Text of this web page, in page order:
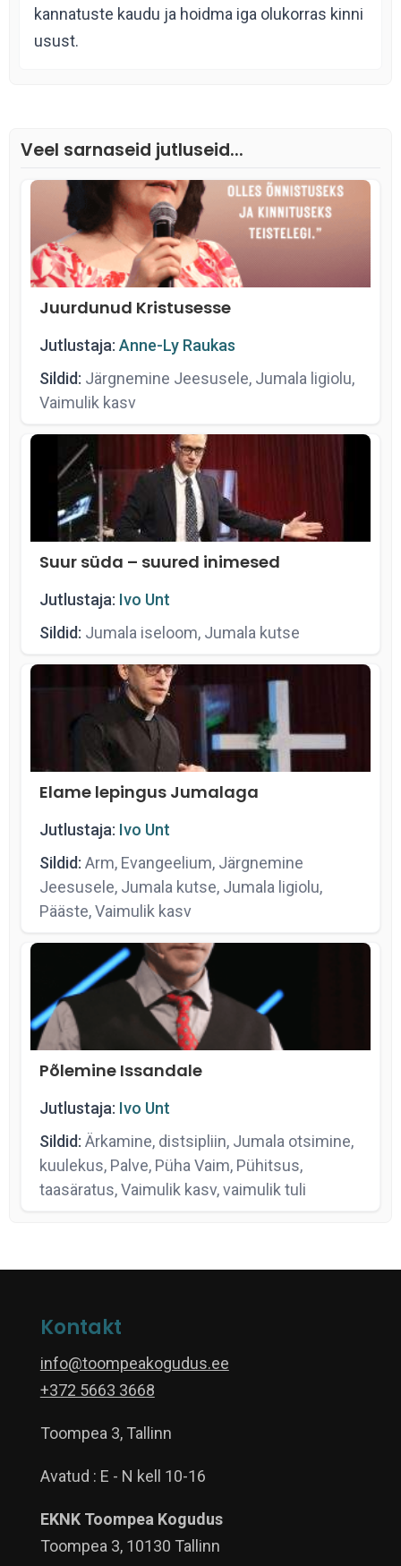
kannatuste kaudu ja hoidma iga olukorras kinni
usust.
Veel sarnaseid jutluseid...
Juurdunud Kristusesse
Jutlustaja: Anne-Ly Raukas
Sildid: Järgnemine Jeesusele, Jumala ligiolu,
Vaimulik kasv
Suur süda – suured inimesed
Jutlustaja: Ivo Unt
Sildid: Jumala iseloom, Jumala kutse
Elame lepingus Jumalaga
Jutlustaja: Ivo Unt
Sildid: Arm, Evangeelium, Järgnemine
Jeesusele, Jumala kutse, Jumala ligiolu,
Pääste, Vaimulik kasv
Põlemine Issandale
Jutlustaja: Ivo Unt
Sildid: Ärkamine, distsipliin, Jumala otsimine,
kuulekus, Palve, Püha Vaim, Pühitsus,
taasäratus, Vaimulik kasv, vaimulik tuli
Kontakt
info@toompeakogudus.ee
+372 5663 3668
Toompea 3, Tallinn
Avatud : E - N kell 10-16
EKNK Toompea Kogudus
Toompea 3, 10130 Tallinn